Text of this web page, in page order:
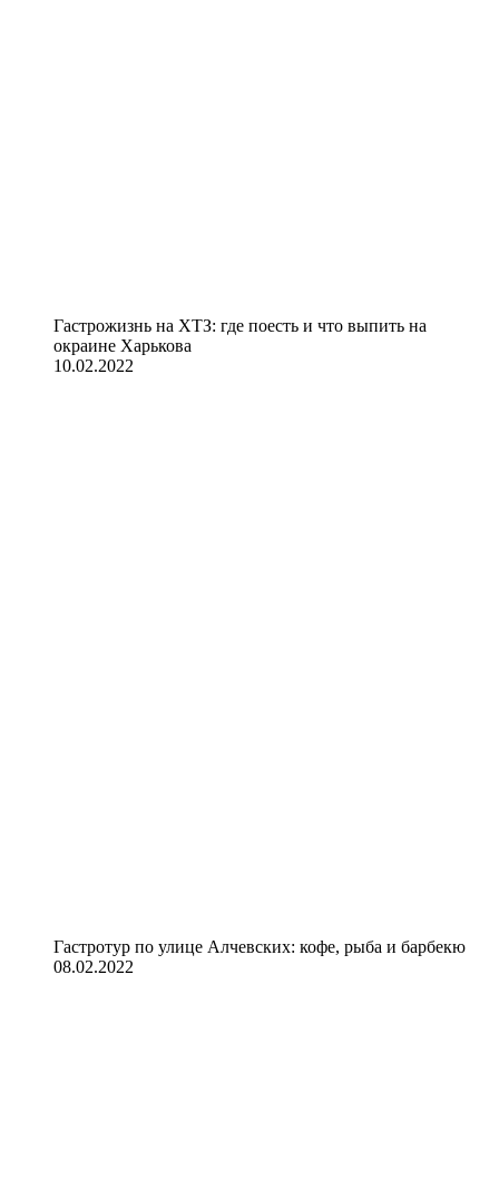
Гастрожизнь на ХТЗ: где поесть и что выпить на
окраине Харькова
10.02.2022
Гастротур по улице Алчевских: кофе, рыба и барбекю
08.02.2022